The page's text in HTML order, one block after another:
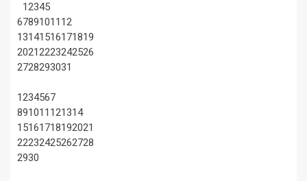
12345
67891011 12
13141516171819
20212223242526
2728293031
1234567
891011 121314
15161718192021
22232425262728
2930